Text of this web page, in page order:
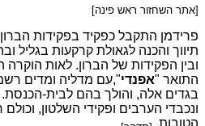
[אתר השחזור ראש פינה]
פרידמן התקבל כפקיד בפקידות הברון
תיווך והכנה לגאולת קרקעות בגליל
ובין הפקידות של הברון. לאות
התואר "אפנדי",עם מדליה ומדים
בגדים אלה, והולך בהם לבית-הכנסת.
ונכבדי הערבים ופקידי השלטון, וכולם